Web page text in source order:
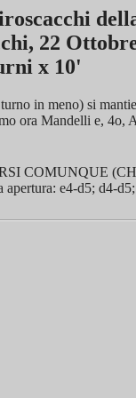
22
x 10'
in meno) si
ora Mandelli e, 4o,
COMUNQUE
e4-d5; d4-d5;